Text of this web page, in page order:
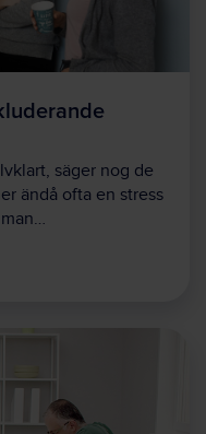
säger nog de
ändå ofta en stress